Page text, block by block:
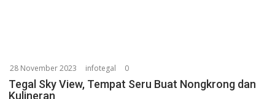
28 November 2023 infotegal 0
Tegal Sky View, Tempat Seru Buat Nongkrong dan
Kulineran